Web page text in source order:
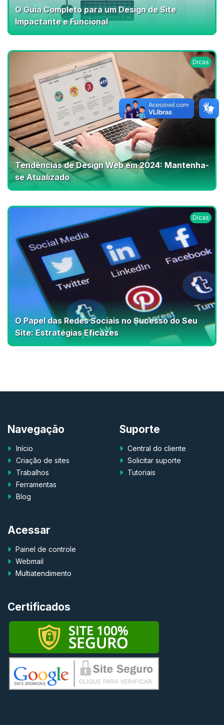
O Guia Completo para um Design de Site
Impactante e Funcional
Dicas
Tendências de Design Web em 2024: Mantenha-
se Atualizado
Dicas
O Papel das Redes Sociais no Sucesso do Seu
Site: Estratégias Eficazes
Navegação
Início
Criação de sites
Trabalhos
Ferramentas
Blog
Suporte
Central do cliente
Solicitar suporte
Tutoriais
Acessar
Painel de controle
Webmail
Multiatendimento
Certificados